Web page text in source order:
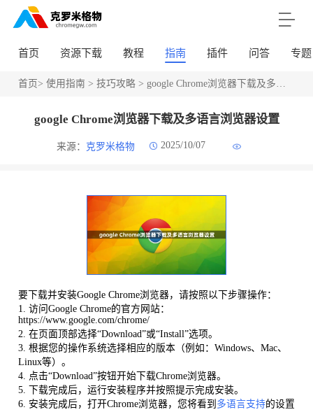
首页 资源下载 教程 指南 插件 问答 专题
首页> 使用指南 > 技巧攻略> google Chrome浏览器下载及多语言浏览器设置
google Chrome浏览器下载及多语言浏览器设置
来源： 克罗米格物 2025/10/07
要下载并安装Google Chrome浏览器，请按照以下步骤操作：
1. 访问Google Chrome的官方网站：
https://www.google.com/chrome/
2. 在页面顶部选择“Download”或“Install”选项。
3. 根据您的操作系统选择相应的版本（例如：Windows、Mac、
Linux等）。
4. 点击“Download”按钮开始下载Chrome浏览器。
5. 下载完成后，运行安装程序并按照提示完成安装。
6. 安装完成后，打开Chrome浏览器，您将看到 多语言支持的设置